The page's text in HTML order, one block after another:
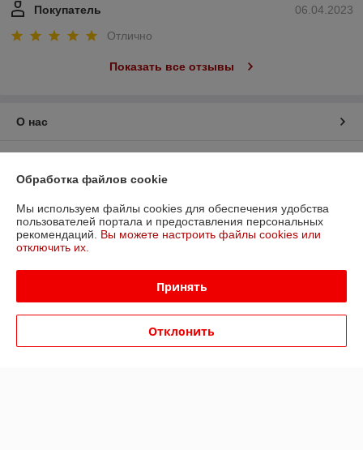
06.04.2023
Покупатель
Отлично
Показать все отзывы
О нас
График работы
Полная версия сайта
Политика обработки cookies
Сайт создан на платформе Deal.by
Обработка файлов cookie
Мы используем файлы cookies для обеспечения удобства
пользователей портала и предоставления персональных
рекомендаций. Вы можете настроить файлы cookies или
отключить их.
Принять
Отклонить